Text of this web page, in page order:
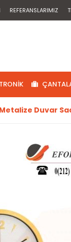
REFERANSLARIMIZ
Duvar